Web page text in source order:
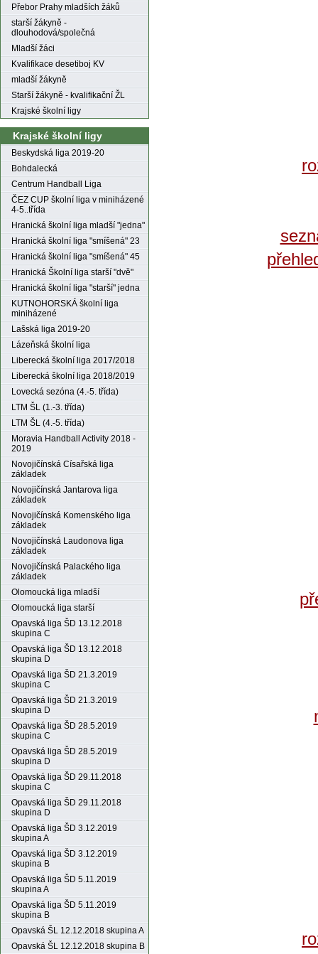
Přebor Prahy mladších žáků
starší žákyně -
dlouhodová/společná
Mladší žáci
Kvalifikace desetiboj KV
mladší žákyně
Starší žákyně - kvalifikační ŽL
Krajské školní ligy
Krajské školní ligy
Beskydská liga 2019-20
Bohdalecká
Centrum Handball Liga
ČEZ CUP školní liga v miniházené
4-5..třída
Hranická školní liga mladší "jedna"
Hranická školní liga "smíšená" 23
Hranická školní liga "smíšená" 45
Hranická Školní liga starší "dvě"
Hranická školní liga "starší" jedna
KUTNOHORSKÁ školní liga
miniházené
Lašská liga 2019-20
Lázeňská školní liga
Liberecká školní liga 2017/2018
Liberecká školní liga 2018/2019
Lovecká sezóna (4.-5. třída)
LTM ŠL (1.-3. třída)
LTM ŠL (4.-5. třída)
Moravia Handball Activity 2018 -
2019
Novojičínská Císařská liga
základek
Novojičínská Jantarova liga
základek
Novojičínská Komenského liga
základek
Novojičínská Laudonova liga
základek
Novojičínská Palackého liga
základek
Olomoucká liga mladší
Olomoucká liga starší
Opavská liga ŠD 13.12.2018
skupina C
Opavská liga ŠD 13.12.2018
skupina D
Opavská liga ŠD 21.3.2019
skupina C
Opavská liga ŠD 21.3.2019
skupina D
Opavská liga ŠD 28.5.2019
skupina C
Opavská liga ŠD 28.5.2019
skupina D
Opavská liga ŠD 29.11.2018
skupina C
Opavská liga ŠD 29.11.2018
skupina D
Opavská liga ŠD 3.12.2019
skupina A
Opavská liga ŠD 3.12.2019
skupina B
Opavská liga ŠD 5.11.2019
skupina A
Opavská liga ŠD 5.11.2019
skupina B
Opavská ŠL 12.12.2018 skupina A
Opavská ŠL 12.12.2018 skupina B